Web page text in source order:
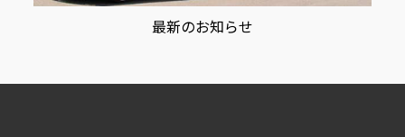
最新のお知らせ